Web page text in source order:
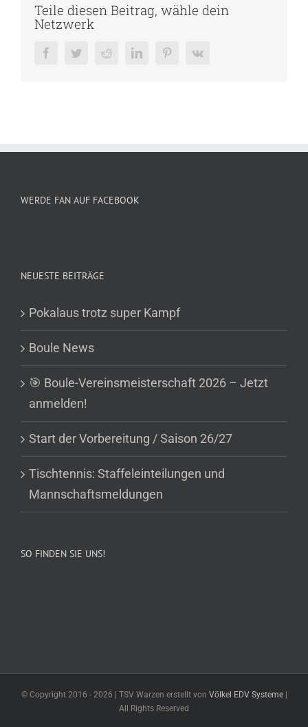
Teile diesen Beitrag, wähle dein
Netzwerk
FacebookTwitterRedditLinkedInPinterestVk
WERDE FAN AUF FACEBOOK
NEUESTE BEITRÄGE
Pokalaus trotz super Kampf
Boule News
🎯 Boule-Vereinsmeisterschaft 2026 – Jetzt
anmelden!
Start der Vorbereitung / Saison 26/27
Tischtennis: Staffeleinteilungen und
Mannschaftsmeldungen
SO FINDEN SIE UNS!
© Copyright 2016 - 2026 | TSV Warzen erstellt von Völkel EDV Systeme|
All Rights Reserved